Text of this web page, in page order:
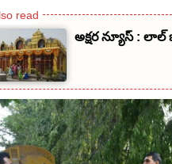
అక్షర న్యూస్ :